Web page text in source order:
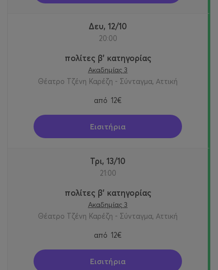
Δευ, 12/10
20:00
πολίτες β' κατηγορίας
Ακαδημίας 3
Θέατρο Τζένη Καρέζη - Σύνταγμα, Αττική
από 12€
Εισιτήρια
Τρι, 13/10
21:00
πολίτες β' κατηγορίας
Ακαδημίας 3
Θέατρο Τζένη Καρέζη - Σύνταγμα, Αττική
από 12€
Εισιτήρια